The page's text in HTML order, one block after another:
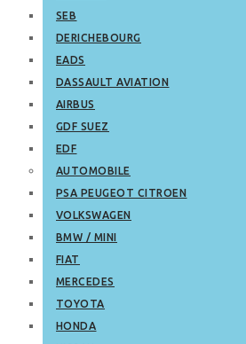
SEB
DERICHEBOURG
EADS
DASSAULT AVIATION
AIRBUS
GDF SUEZ
EDF
AUTOMOBILE
PSA PEUGEOT CITROEN
VOLKSWAGEN
BMW / MINI
FIAT
MERCEDES
TOYOTA
HONDA